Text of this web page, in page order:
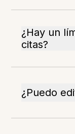
¿Hay un
citas?
¿Puedo